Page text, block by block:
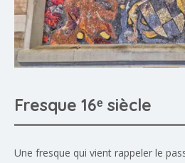
Fresque 16ᵉ siècle
Une fresque qui vient rappeler le